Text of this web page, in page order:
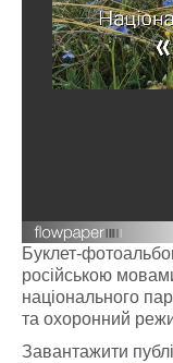
Буклет-
російською
національного
та охоронний
Завантажити